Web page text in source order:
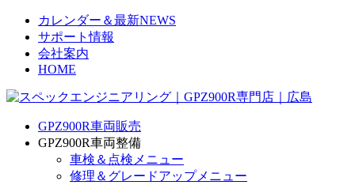
カレンダー＆最新NEWS
サポート情報
会社案内
HOME
GPZ900R車両販売
GPZ900R車両整備
車検＆点検メニュー
修理＆グレードアップメニュー